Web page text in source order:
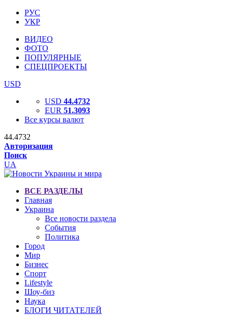
РУС
УКР
ВИДЕО
ФОТО
ПОПУЛЯРНЫЕ
СПЕЦПРОЕКТЫ
USD
USD 44.4732
EUR 51.3093
Все курсы валют
44.4732
Авторизация
Поиск
UA
ВСЕ РАЗДЕЛЫ
Главная
Украина
Все новости раздела
События
Политика
Город
Мир
Бизнес
Спорт
Lifestyle
Шоу-биз
Наука
БЛОГИ ЧИТАТЕЛЕЙ